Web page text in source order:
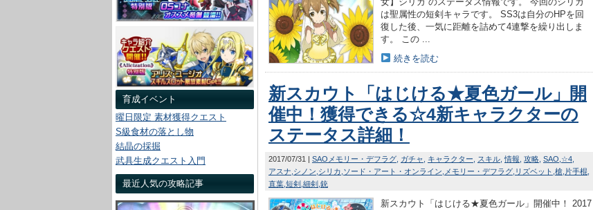
育成イベント
曜日限定 素材獲得クエスト
S級食材の落とし物
結晶の採掘
武具生成クエスト入門
最近人気の攻略記事
は聖属性の短剣キャラです。 SS3は自分のHPを回
復した後、一気に距離を詰めて4連撃を繰り出しま
す。 この ...
続きを読む
新スカウト「はじける★夏色ガール」開
催中！獲得できる☆4新キャラクターの
ステータス詳細！
2017/07/31 SAOメモリー・デフラグ ガチャ キャラクター スキル 情報 攻略 SAO ☆4
アスナ シノン シリカ ソード・アート・オンライン メモリー・デフラグ リズベット 槍 片手棍
直葉 短剣 細剣 銃
新スカウト「はじける★夏色ガール」開催中！ 2017